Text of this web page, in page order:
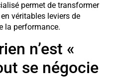
permet de transformer
véritables leviers de
la performance.
n’est «
se négocie